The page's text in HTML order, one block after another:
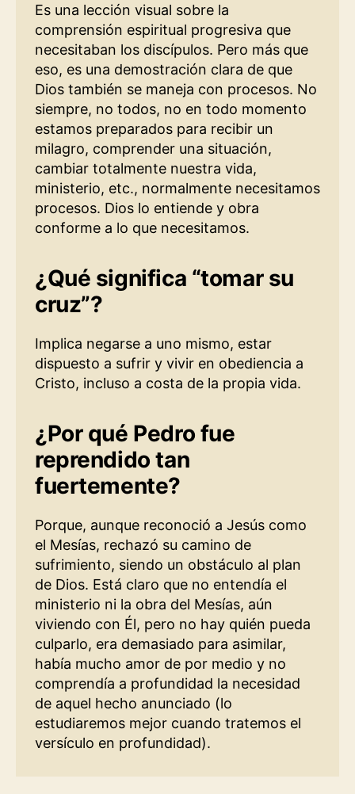
Es una lección visual sobre la
comprensión espiritual progresiva que
necesitaban los discípulos. Pero más que
eso, es una demostración clara de que
Dios también se maneja con procesos. No
siempre, no todos, no en todo momento
estamos preparados para recibir un
milagro, comprender una situación,
cambiar totalmente nuestra vida,
ministerio, etc., normalmente necesitamos
procesos. Dios lo entiende y obra
conforme a lo que necesitamos.
¿Qué significa “tomar su
cruz”?
Implica negarse a uno mismo, estar
dispuesto a sufrir y vivir en obediencia a
Cristo, incluso a costa de la propia vida.
¿Por qué Pedro fue
reprendido tan
fuertemente?
Porque, aunque reconoció a Jesús como
el Mesías, rechazó su camino de
sufrimiento, siendo un obstáculo al plan
de Dios. Está claro que no entendía el
ministerio ni la obra del Mesías, aún
viviendo con Él, pero no hay quién pueda
culparlo, era demasiado para asimilar,
había mucho amor de por medio y no
comprendía a profundidad la necesidad
de aquel hecho anunciado (lo
estudiaremos mejor cuando tratemos el
versículo en profundidad).